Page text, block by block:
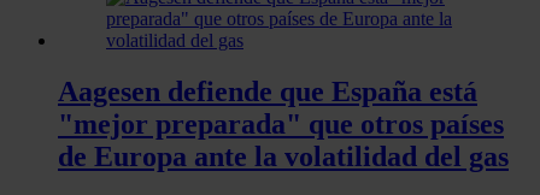
Aagesen defiende que España está
"mejor preparada" que otros países
de Europa ante la volatilidad del gas